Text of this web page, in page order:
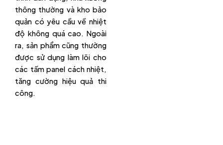
thông thường và kho bảo
quản có yêu cầu về nhiệt
độ không quá cao. Ngoài
ra, sản phẩm cũng thường
được sử dụng làm lõi cho
các tấm panel cách nhiệt,
tăng cường hiệu quả thi
công.